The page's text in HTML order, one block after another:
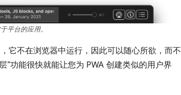
平台的应用。
它不在浏览器中运行，因此可以随心所欲，而不
”功能很快就能让您为 PWA 创建类似的用户界